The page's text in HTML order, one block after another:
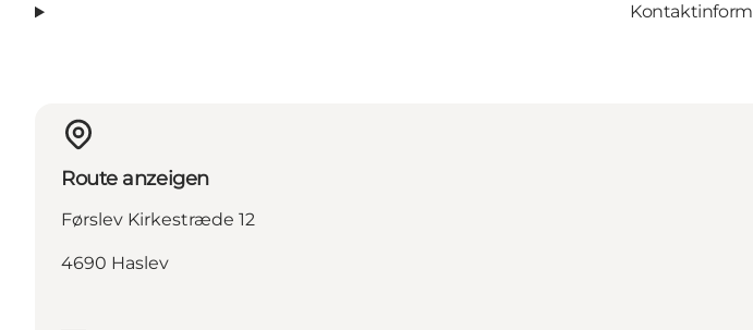
Route anzeigen
Førslev Kirkestræde 12
4690 Haslev